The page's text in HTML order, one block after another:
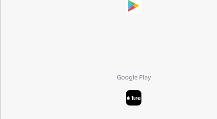
Google Play